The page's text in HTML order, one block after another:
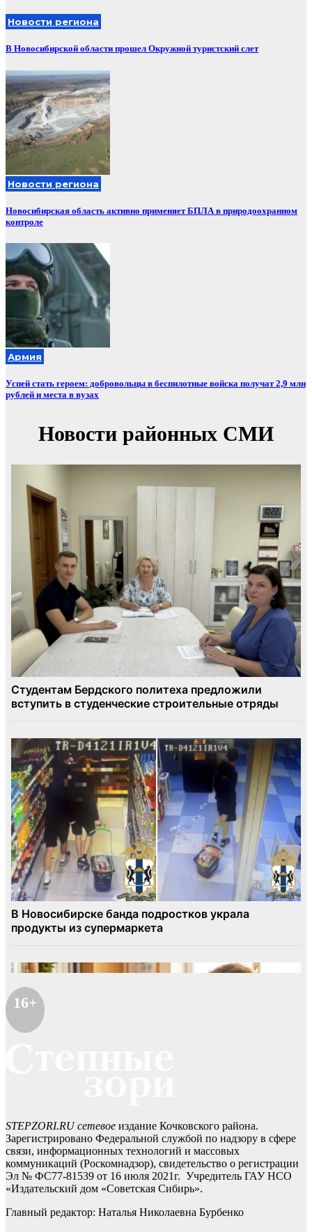
Новости региона
В Новосибирской области прошел Окружной туристский слет
Новости региона
Новосибирская область активно применяет БПЛА в природоохранном
контроле
Армия
Успей стать героем: добровольцы в беспилотные войска получат 2,9 млн
рублей и места в вузах
16+
STEPZORI.RU сетевое издание Кочковского района.
Зарегистрировано Федеральной службой по надзору в сфере
связи, информационных технологий и массовых
коммуникаций (Роскомнадзор), свидетельство о регистрации
Эл № ФС77-81539 от 16 июля 2021г. Учредитель ГАУ НСО
«Издательский дом «Советская Сибирь».
Главный редактор: Наталья Николаевна Бурбенко